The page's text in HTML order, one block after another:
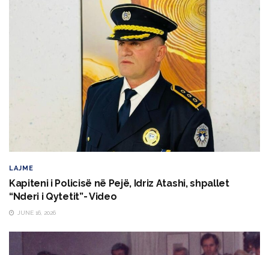
LAJME
Kapiteni i Policisë në Pejë, Idriz Atashi, shpallet
“Nderi i Qytetit”- Video
JUNE 16, 2026